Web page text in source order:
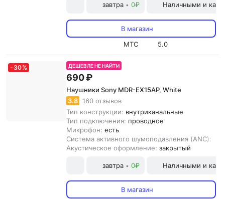
завтра • 0₽ Наличными и
В магазин
МТС
5.0
- 30% ДЕШЕВЛЕ НЕ НАЙТИ
690 ₽
Наушники Sony MDR-EX15AP, White
3.8 160 отзывов
Тип конструкции: внутриканальные
Тип подключения: проводное
Микрофон: есть
Система активного шумоподавления (ANC):
Акустическое оформление: закрытый
завтра • 0₽ Наличными и
В магазин